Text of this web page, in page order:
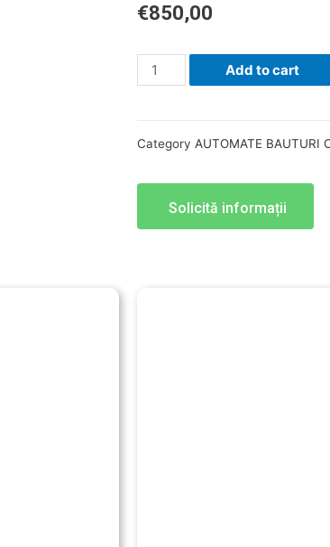
€850,00
Add to cart
Category AUTOMATE BAUTURI
Solicită informații